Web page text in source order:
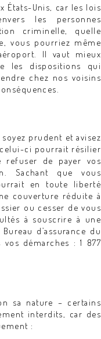
États-Unis, car les lois
les personnes
criminelle, quelle
vous pourriez même
Il vaut mieux
les dispositions qui
chez nos voisins
prudent et avisez
ci pourrait résilier
refuser de payer vos
Sachant que vous
en toute liberté
couverture réduite à
ou cesser de vous
à souscrire à une
d’assurance du
vos démarches : 1 877
sa nature – certains
interdits, car des
: